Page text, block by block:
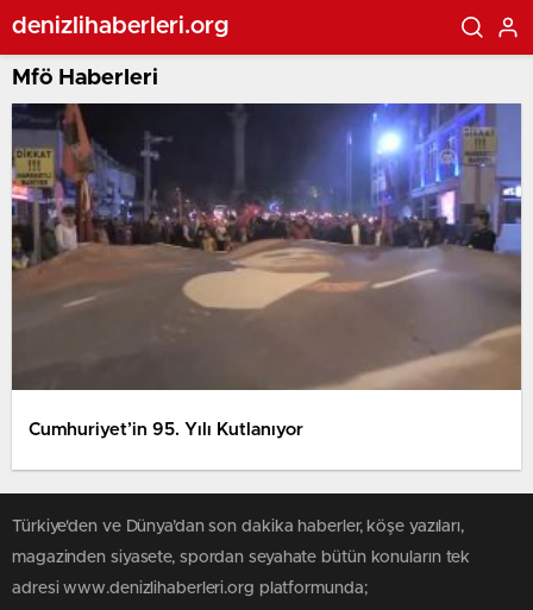
denizlihaberleri.org
Mfö Haberleri
Cumhuriyet’in 95. Yılı Kutlanıyor
Türkiye'den ve Dünya’dan son dakika haberler, köşe yazıları,
magazinden siyasete, spordan seyahate bütün konuların tek
adresi www.denizlihaberleri.org platformunda;